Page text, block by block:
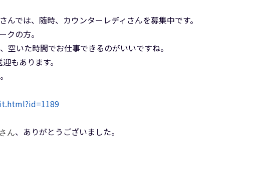
んでは、随時、カウンターレディさんを募集中です。
クの方。
空いた時間でお仕事できるのがいいですね。
もあります。
ん、ありがとうございました。